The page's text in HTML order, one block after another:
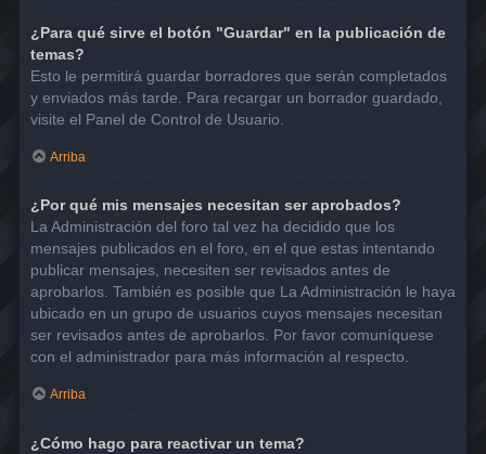
¿Para qué sirve el botón "Guardar" en la publicación de
temas?
Esto le permitirá guardar borradores que serán completados
y enviados más tarde. Para recargar un borrador guardado,
visite el Panel de Control de Usuario.
Arriba
¿Por qué mis mensajes necesitan ser aprobados?
La Administración del foro tal vez ha decidido que los
mensajes publicados en el foro, en el que estas intentando
publicar mensajes, necesiten ser revisados antes de
aprobarlos. También es posible que La Administración le haya
ubicado en un grupo de usuarios cuyos mensajes necesitan
ser revisados antes de aprobarlos. Por favor comuníquese
con el administrador para más información al respecto.
Arriba
¿Cómo hago para reactivar un tema?